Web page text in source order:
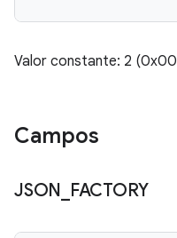
Valor constante: 2
Campos
JSON FACTORY